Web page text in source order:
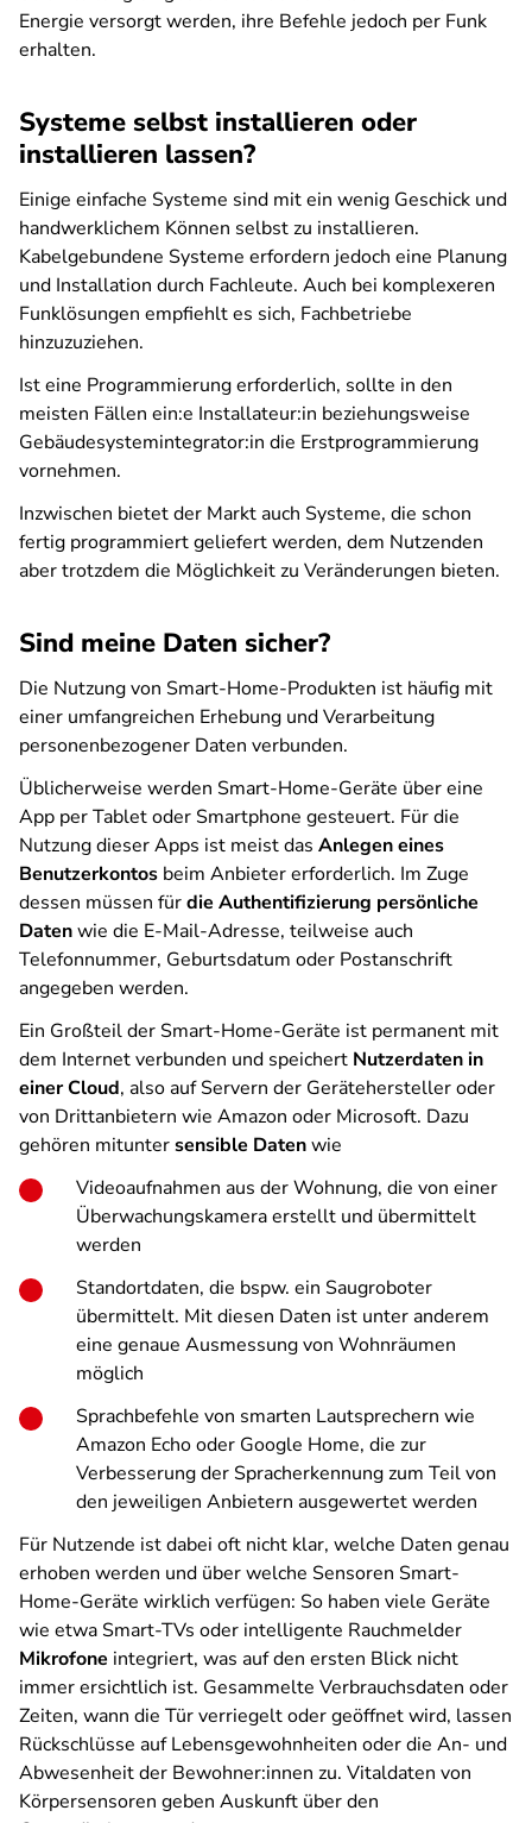
Energie versorgt werden, ihre Befehle jedoch per Funk
erhalten.
Systeme selbst installieren oder
installieren lassen?
Einige einfache Systeme sind mit ein wenig Geschick und
handwerklichem Können selbst zu installieren.
Kabelgebundene Systeme erfordern jedoch eine Planung
und Installation durch Fachleute. Auch bei komplexeren
Funklösungen empfiehlt es sich, Fachbetriebe
hinzuzuziehen.
Ist eine Programmierung erforderlich, sollte in den
meisten Fällen ein:e Installateur:in beziehungsweise
Gebäudesystemintegrator:in die Erstprogrammierung
vornehmen.
Inzwischen bietet der Markt auch Systeme, die schon
fertig programmiert geliefert werden, dem Nutzenden
aber trotzdem die Möglichkeit zu Veränderungen bieten.
Sind meine Daten sicher?
Die Nutzung von Smart-Home-Produkten ist häufig mit
einer umfangreichen Erhebung und Verarbeitung
personenbezogener Daten verbunden.
Üblicherweise werden Smart-Home-Geräte über eine
App per Tablet oder Smartphone gesteuert. Für die
Nutzung dieser Apps ist meist das Anlegen eines
Benutzerkontos beim Anbieter erforderlich. Im Zuge
dessen müssen fürdie Authentifizierung persönliche
Datenwie die E-Mail-Adresse, teilweise auch
Telefonnummer, Geburtsdatum oder Postanschrift
angegeben werden.
Ein Großteil der Smart-Home-Geräte ist permanent mit
dem Internet verbunden und speichert Nutzerdaten in
einer Cloud, also auf Servern der Gerätehersteller oder
von Drittanbietern wie Amazon oder Microsoft. Dazu
gehören mituntersensible Datenwie
Videoaufnahmen aus der Wohnung, die von einer
Überwachungskamera erstellt und übermittelt
werden
Standortdaten, die bspw. ein Saugroboter
übermittelt. Mit diesen Daten ist unter anderem
eine genaue Ausmessung von Wohnräumen
möglich
Sprachbefehle von smarten Lautsprechern wie
Amazon Echo oder Google Home, die zur
Verbesserung der Spracherkennung zum Teil von
den jeweiligen Anbietern ausgewertet werden
Für Nutzende ist dabei oft nicht klar, welche Daten genau
erhoben werden und über welche Sensoren Smart-
Home-Geräte wirklich verfügen: So haben viele Geräte
wie etwa Smart-TVs oder intelligente Rauchmelder
Mikrofone integriert, was auf den ersten Blick nicht
immer ersichtlich ist. Gesammelte Verbrauchsdaten oder
Zeiten, wann die Tür verriegelt oder geöffnet wird, lassen
Rückschlüsse auf Lebensgewohnheiten oder die An- und
Abwesenheit der Bewohner:innen zu. Vitaldaten von
Körpersensoren geben Auskunft über den